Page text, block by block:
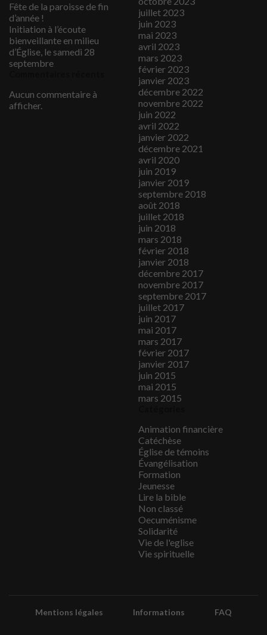
Fête de la paroisse de fin
d’année !
Initiation à l’écoute
bienveillante en milieu
d’Église, le samedi 28
septembre
Aucun commentaire à
afficher.
juillet 2023
juin 2023
mai 2023
avril 2023
mars 2023
février 2023
janvier 2023
décembre 2022
novembre 2022
juin 2022
avril 2022
janvier 2022
décembre 2021
avril 2020
juin 2019
janvier 2019
septembre 2018
août 2018
juillet 2018
juin 2018
mars 2018
février 2018
janvier 2018
décembre 2017
novembre 2017
septembre 2017
juillet 2017
juin 2017
mai 2017
mars 2017
février 2017
janvier 2017
juin 2015
mai 2015
mars 2015
Animation financière
Catéchèse
Église de témoins
Évangélisation
Formation
Jeunesse
Lire la bible
Non classé
Oecuménisme
Solidarité
Vie de l'eglise
Vie spirituelle
Mentions légales Informations FAQ